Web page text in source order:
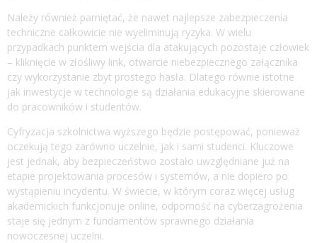
Należy również pamiętać, że nawet najlepsze zabezpieczenia
techniczne całkowicie nie wyeliminują ryzyka. W wielu
przypadkach punktem wejścia dla atakujących pozostaje człowiek
– kliknięcie w złośliwy link, otwarcie niebezpiecznego załącznika
czy wykorzystanie zbyt prostego hasła. Dlatego równie istotne
jak inwestycje w technologie są działania edukacyjne skierowane
do pracowników i studentów.
Cyfryzacja szkolnictwa wyższego będzie postępować, ponieważ
oczekują tego zarówno uczelnie, jak i sami studenci. Kluczowe
jest jednak, aby bezpieczeństwo zostało uwzględniane już na
etapie projektowania procesów i systemów, a nie dopiero po
wystąpieniu incydentu. W świecie, w którym coraz więcej usług
akademickich funkcjonuje online, odporność na cyberzagrożenia
staje się jednym z fundamentów sprawnego działania
nowoczesnej uczelni.